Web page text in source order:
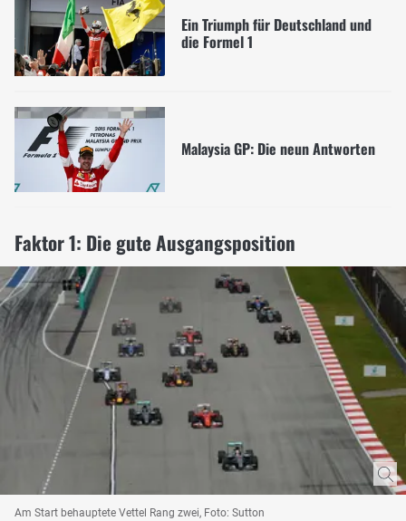
Ein Triumph für Deutschland und
die Formel 1
Malaysia GP: Die neun Antworten
Faktor 1: Die gute Ausgangsposition
Am Start behauptete Vettel Rang zwei, Foto: Sutton